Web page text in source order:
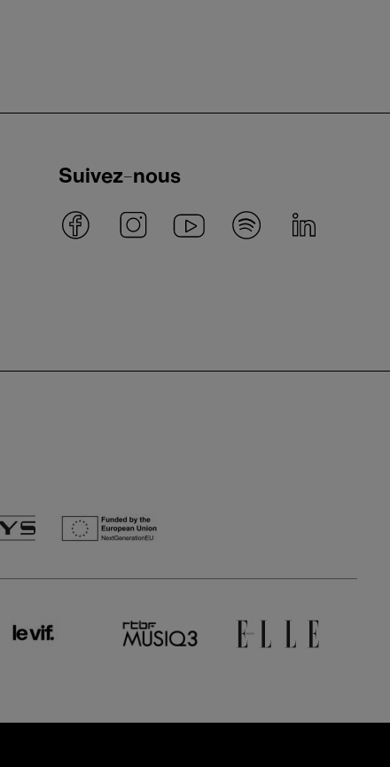
Suivez-nous